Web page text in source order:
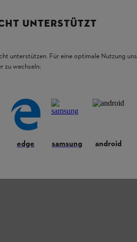
UNTERSTÜTZT
unterstützen. Für eine optimale Nutzung
zu wechseln:
edge samsung android